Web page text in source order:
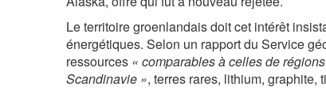
Le territoire groenlandais doit cet intérêt
énergétiques. Selon un rapport du Service
ressources « comparables à celles de
Scandinavie », terres rares, lithium, graphite,